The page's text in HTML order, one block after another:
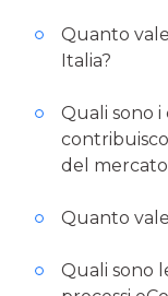
Quanto
Italia?
Quali sono
del
Quanto
Quali sono